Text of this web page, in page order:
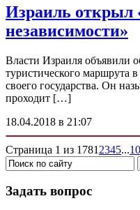
Израиль открыл
независимости»
Власти Израиля объявили
туристического маршрута
своего государства. Он
проходит […]
18.04.2018 в 21:07
Страница 1 из 1781 2345...10
Задать вопрос